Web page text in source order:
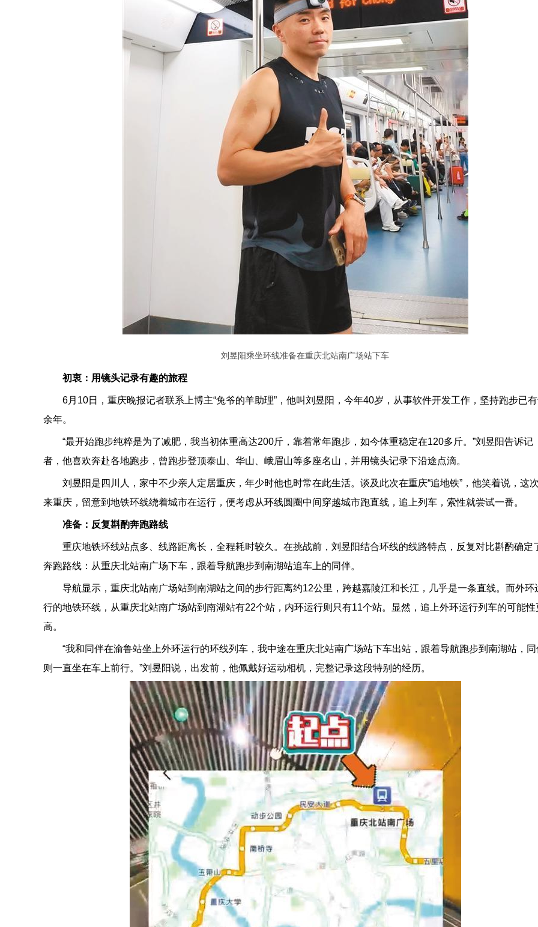
官
刘昱阳乘坐环线准备在重庆北站南广场站下车
初衷：用镜头记录有趣的旅程
6月10日，重庆晚报记者联系上博主“兔爷的羊助理”，他叫刘昱阳，今年40岁，从事软件开发工作，坚持跑步已
余年。
“最开始跑步纯粹是为了减肥，我当初体重高达200斤，靠着常年跑步，如今体重稳定在120多斤。”刘昱阳告诉记
者，他喜欢奔赴各地跑步，曾跑步登顶泰山、华山、峨眉山等多座名山，并用镜头记录下沿途点滴。
刘昱阳是四川人，家中不少亲人定居重庆，年少时他也时常在此生活。谈及此次在重庆“追地铁”，他笑着说，这
来重庆，留意到地铁环线绕着城市在运行，便考虑从环线圆圈中间穿越城市跑直线，追上列车，索性就尝试一番。
准备：反复斟酌奔跑路线
重庆地铁环线站点多、线路距离长，全程耗时较久。在挑战前，刘昱阳结合环线的线路特点，反复对比斟酌确定
奔跑路线：从重庆北站南广场下车，跟着导航跑步到南湖站追车上的同伴。
导航显示，重庆北站南广场站到南湖站之间的步行距离约12公里，跨越嘉陵江和长江，几乎是一条直线。而外环
行的地铁环线，从重庆北站南广场站到南湖站有22个站，内环运行则只有11个站。显然，追上外环运行列车的可能性
高。
“我和同伴在渝鲁站坐上外环运行的环线列车，我中途在重庆北站南广场站下车出站，跟着导航跑步到南湖站，同
则一直坐在车上前行。”刘昱阳说，出发前，他佩戴好运动相机，完整记录这段特别的经历。